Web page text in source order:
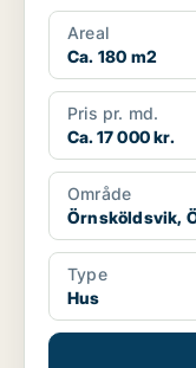
Areal
Ca. 180 m2
Pris pr. md.
Ca. 17 000 kr.
Område
Örnsköldsvik,
Type
Hus